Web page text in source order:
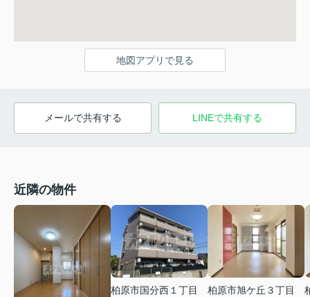
地図アプリで見る
メールで共有する LINEで共有する
近隣の物件
柏原市国分西１丁目
柏原市旭ケ丘３丁目